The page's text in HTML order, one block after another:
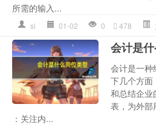
所需的输入...
sl 01-02 0 478
会计是
会计是一种
下几个方
和总结企业
表，为外
：关注内...